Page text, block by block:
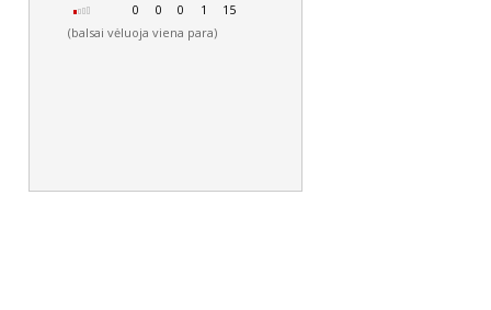
0
0 0 1 15
(balsai vėluoja viena para)